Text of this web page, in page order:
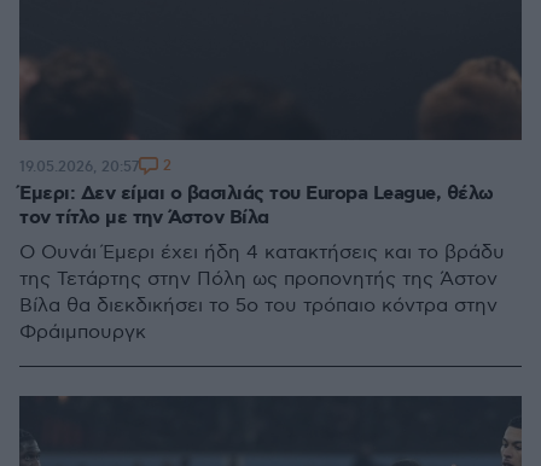
Έμερι: Δεν είμαι ο βασιλιάς του Europa League, θέλω
τον τίτλο με την Άστον Βίλα
Ο Ουνάι Έμερι έχει ήδη 4 κατακτήσεις και το βράδυ
της Τετάρτης στην Πόλη ως προπονητής της Άστον
Βίλα θα διεκδικήσει το 5ο του τρόπαιο κόντρα στην
Φράιμπουργκ
19.05.2026, 20:57 2